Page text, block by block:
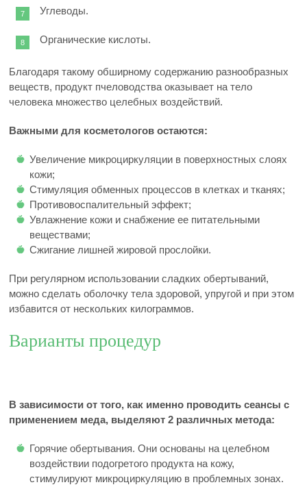
Углеводы.
Органические кислоты.
Благодаря такому обширному содержанию разнообразных
веществ, продукт пчеловодства оказывает на тело
человека множество целебных воздействий.
Важными для косметологов остаются:
Увеличение микроциркуляции в поверхностных слоях
кожи;
Стимуляция обменных процессов в клетках и тканях;
Противовоспалительный эффект;
Увлажнение кожи и снабжение ее питательными
веществами;
Сжигание лишней жировой прослойки.
При регулярном использовании сладких обертываний,
можно сделать оболочку тела здоровой, упругой и при этом
избавится от нескольких килограммов.
Варианты процедур
В зависимости от того, как именно проводить сеансы с
применением меда, выделяют 2 различных метода:
Горячие обертывания. Они основаны на целебном
воздействии подогретого продукта на кожу,
стимулируют микроциркуляцию в проблемных зонах.